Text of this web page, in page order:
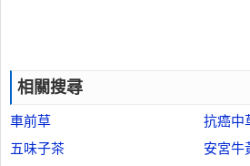
相關搜尋
車前草
抗癌中
五味子茶
安宮牛